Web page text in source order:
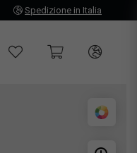
Spedizione in Italia